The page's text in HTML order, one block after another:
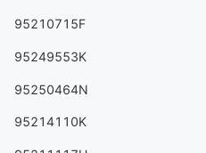
95210715F
95249553K
95250464N
95214110K